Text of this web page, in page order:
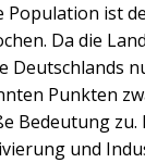
Population ist
Da die
Deutschlands
Punkten
Bedeutung
und